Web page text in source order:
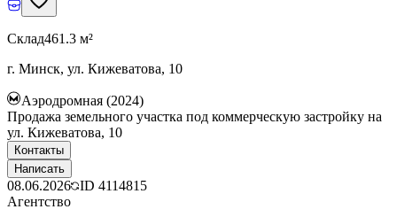
Склад461.3 м²
г. Минск, ул. Кижеватова, 10
Аэродромная (2024)
Продажа земельного участка под коммерческую застройку на
ул. Кижеватова, 10
Контакты
Написать
08.06.2026 ID 4114815
Агентство